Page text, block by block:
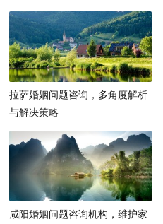
拉萨婚姻问题咨询，多角度解析
与解决策略
咸阳婚姻问题咨询机构，维护家